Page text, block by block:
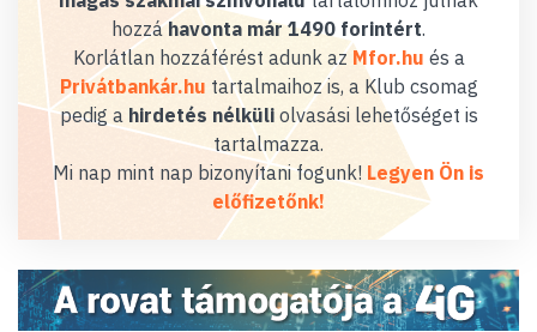
hozzáhavonta már 1490 forintért.
Korlátlan hozzáférést adunk az Mfor.hu és a
Privátbankár.hu tartalmaihoz is, a Klub csomag
pedig a hirdetés nélküliolvasási lehetőséget is
tartalmazza.
Mi nap mint nap bizonyítani fogunk! Legyen Ön is
előfizetőnk!